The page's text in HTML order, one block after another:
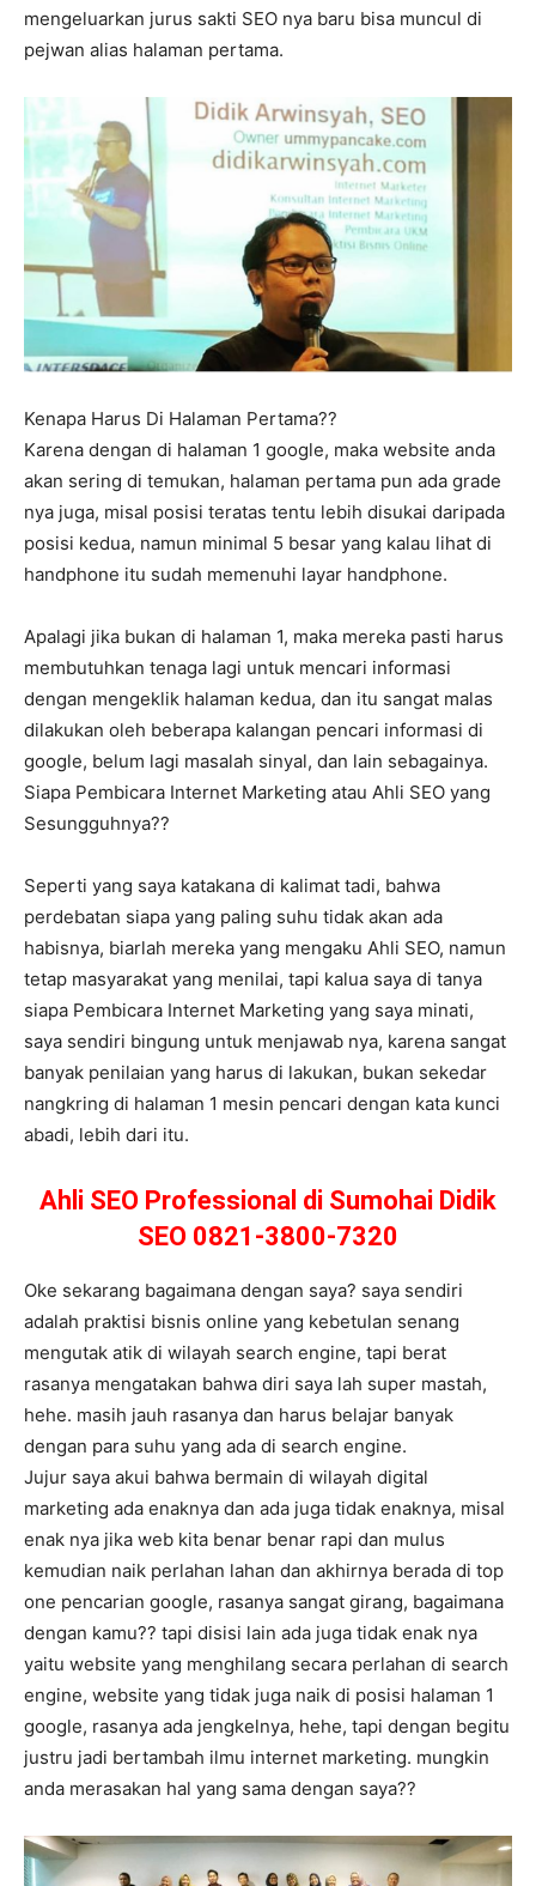
mengeluarkan jurus sakti SEO nya baru bisa muncul di
pejwan alias halaman pertama.
Kenapa Harus Di Halaman Pertama??
Karena dengan di halaman 1 google, maka website anda
akan sering di temukan, halaman pertama pun ada grade
nya juga, misal posisi teratas tentu lebih disukai daripada
posisi kedua, namun minimal 5 besar yang kalau lihat di
handphone itu sudah memenuhi layar handphone.
Apalagi jika bukan di halaman 1, maka mereka pasti harus
membutuhkan tenaga lagi untuk mencari informasi
dengan mengeklik halaman kedua, dan itu sangat malas
dilakukan oleh beberapa kalangan pencari informasi di
google, belum lagi masalah sinyal, dan lain sebagainya.
Siapa Pembicara Internet Marketing atau Ahli SEO yang
Sesungguhnya??
Seperti yang saya katakana di kalimat tadi, bahwa
perdebatan siapa yang paling suhu tidak akan ada
habisnya, biarlah mereka yang mengaku Ahli SEO, namun
tetap masyarakat yang menilai, tapi kalua saya di tanya
siapa Pembicara Internet Marketing yang saya minati,
saya sendiri bingung untuk menjawab nya, karena sangat
banyak penilaian yang harus di lakukan, bukan sekedar
nangkring di halaman 1 mesin pencari dengan kata kunci
abadi, lebih dari itu.
Ahli SEO Professional di Sumohai Didik
SEO 0821-3800-7320
Oke sekarang bagaimana dengan saya? saya sendiri
adalah praktisi bisnis online yang kebetulan senang
mengutak atik di wilayah search engine, tapi berat
rasanya mengatakan bahwa diri saya lah super mastah,
hehe. masih jauh rasanya dan harus belajar banyak
dengan para suhu yang ada di search engine.
Jujur saya akui bahwa bermain di wilayah digital
marketing ada enaknya dan ada juga tidak enaknya, misal
enak nya jika web kita benar benar rapi dan mulus
kemudian naik perlahan lahan dan akhirnya berada di top
one pencarian google, rasanya sangat girang, bagaimana
dengan kamu?? tapi disisi lain ada juga tidak enak nya
yaitu website yang menghilang secara perlahan di search
engine, website yang tidak juga naik di posisi halaman 1
google, rasanya ada jengkelnya, hehe, tapi dengan begitu
justru jadi bertambah ilmu internet marketing. mungkin
anda merasakan hal yang sama dengan saya??